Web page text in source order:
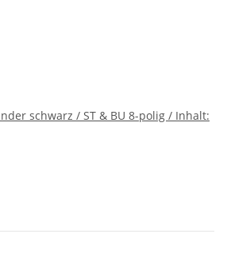
schwarz / ST & BU 8-polig / Inhalt: